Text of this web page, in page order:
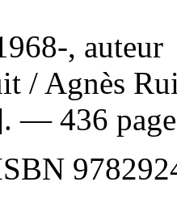
, auteur
/ Agnès
— 436